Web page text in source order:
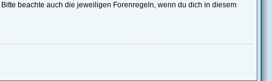
beachte auch die jeweiligen Forenregeln, wenn du dich in diesem